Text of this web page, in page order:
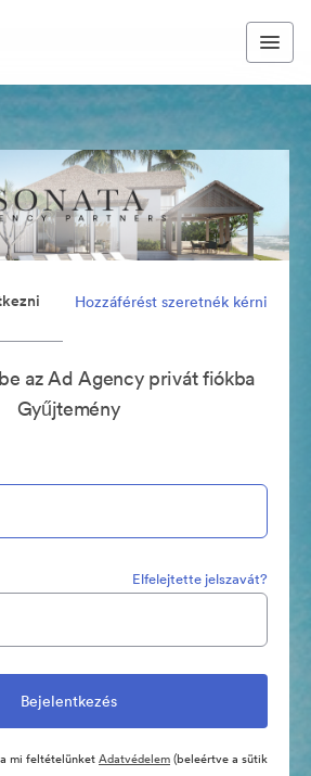
Hozzáférést szeretnék kérni
az Ad Agency privát fiókba
Gyűjtemény
Elfelejtette jelszavát?
mi feltételünketAdatvédelem(beleértve a sütik